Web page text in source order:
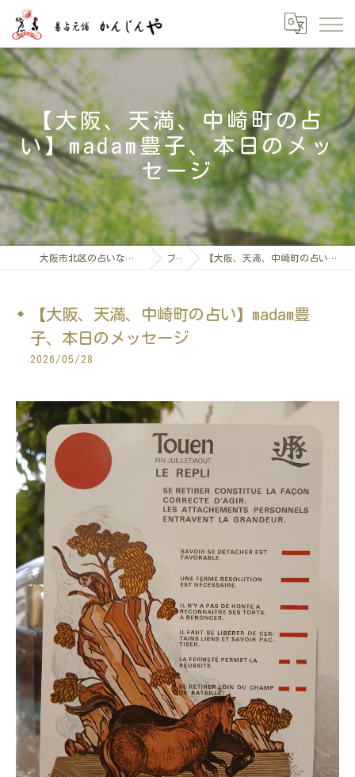
【大阪、天満、中崎町の占
い】madam豊子、本日のメッ
セージ
大阪市北区の占いなら「易占元舖かんじんや」 ブログ 【大阪、天満、中崎町の占い】madam豊子、本日のメッセージ
【大阪、天満、中崎町の占い】madam豊
子、本日のメッセージ
2026/05/28